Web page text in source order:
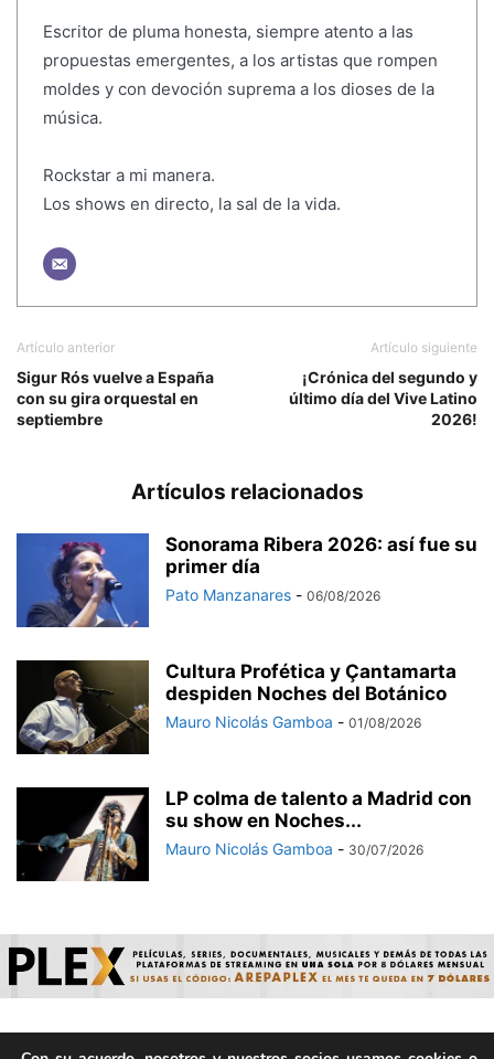
Escritor de pluma honesta, siempre atento a las
propuestas emergentes, a los artistas que rompen
moldes y con devoción suprema a los dioses de la
música.
Rockstar a mi manera.
Los shows en directo, la sal de la vida.
Artículo anterior
Sigur Rós vuelve a España
con su gira orquestal en
septiembre
Artículo siguiente
¡Crónica del segundo y
último día del Vive Latino
2026!
Artículos relacionados
Sonorama Ribera 2026: así fue su
primer día
Pato Manzanares - 06/08/2026
Cultura Profética y Çantamarta
despiden Noches del Botánico
Mauro Nicolás Gamboa - 01/08/2026
LP colma de talento a Madrid con
su show en Noches...
Mauro Nicolás Gamboa - 30/07/2026